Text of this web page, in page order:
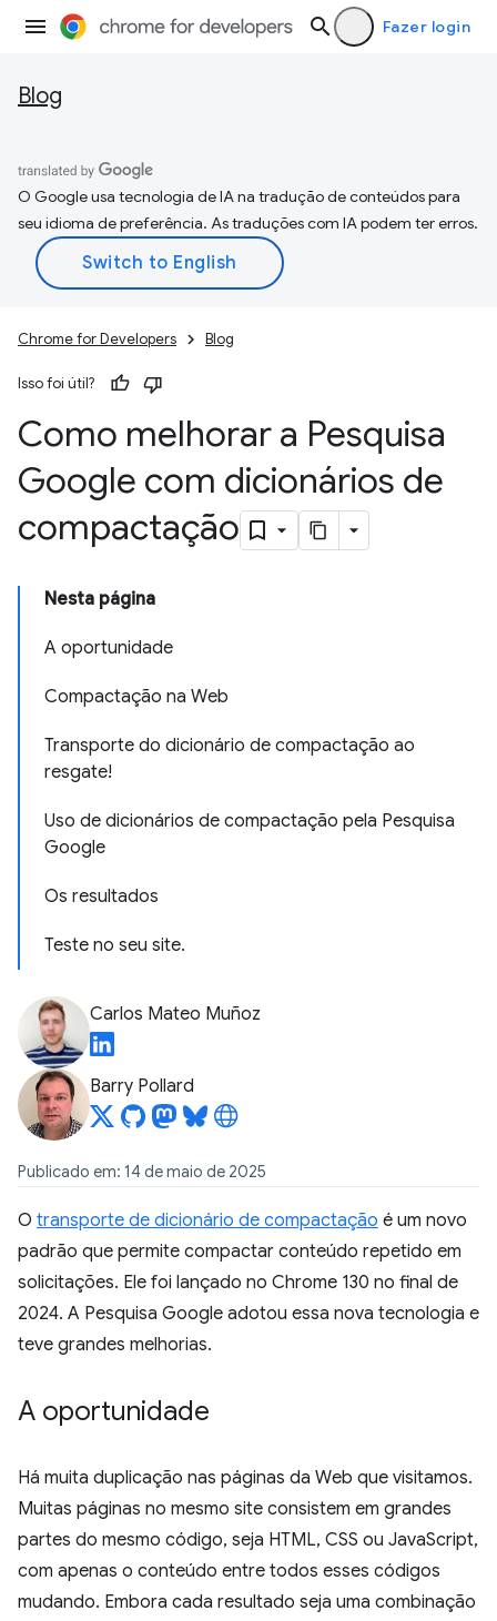
Fazer login
Blog
O Google usa tecnologia de IA na tradução de conteúdos para
seu idioma de preferência. As traduções com IA podem ter erros.
Chrome for Developers Blog
Isso foi útil?
Como melhorar a Pesquisa
Google com dicionários de
compactação
Nesta página
A oportunidade
Compactação na Web
Transporte do dicionário de compactação ao
resgate!
Uso de dicionários de compactação pela Pesquisa
Google
Os resultados
Teste no seu site.
Carlos Mateo Muñoz
Barry Pollard
Publicado em: 14 de maio de 2025
O transporte de dicionário de compactação é um novo
padrão que permite compactar conteúdo repetido em
solicitações. Ele foi lançado no Chrome 130 no final de
2024. A Pesquisa Google adotou essa nova tecnologia e
teve grandes melhorias.
A oportunidade
Há muita duplicação nas páginas da Web que visitamos.
Muitas páginas no mesmo site consistem em grandes
partes do mesmo código, seja HTML, CSS ou JavaScript,
com apenas o conteúdo entre todos esses códigos
mudando. Embora cada resultado seja uma combinação